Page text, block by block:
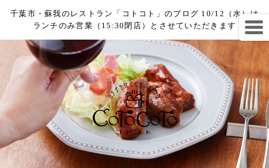
千葉市・蘇我のレストラン「コトコト」のブログ 10/12（水）は
ランチのみ営業（15:30閉店）とさせていただきます